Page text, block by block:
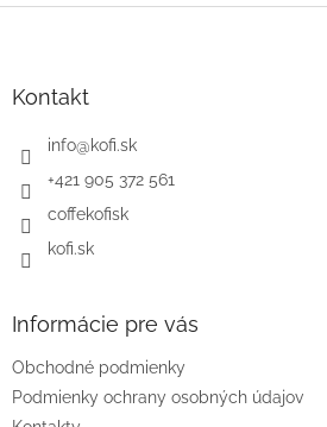
Kontakt
info@kofi.sk
+421 905 372 561
coffekofisk
kofi.sk
Informácie pre vás
Obchodné podmienky
Podmienky ochrany osobných údajov